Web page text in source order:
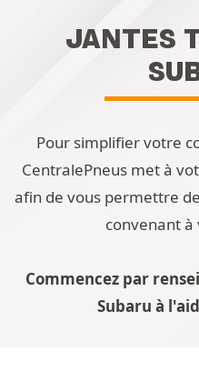
JANTES
Pour simplifier votre
CentralePneus met à
afin de vous permettre
convenant
Commencez par
Subaru à